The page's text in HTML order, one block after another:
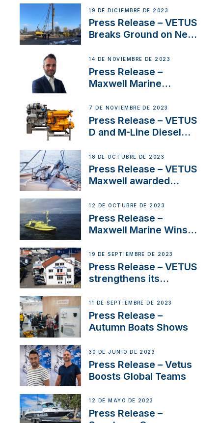
Ongoing Economic
Uncertainty
19 DE DICIEMBRE DE 2023
Press Release – VETUS
Breaks Ground on New
14 DE NOVIEMBRE DE 2023
Press Release –
Maxwell Marine
Manager for its
Superyacht Division
7 DE NOVIEMBRE DE 2023
Press Release – VETUS
D and M-Line Diesel
Approval
18 DE OCTUBRE DE 2023
Press Release – VETUS
Maxwell awarded
IBBI
12 DE OCTUBRE DE 2023
Press Release –
Maxwell Marine Wins
Anchoring System for
First USVs
19 DE SEPTIEMBRE DE 2023
Press Release – VETUS
strengthens its
Switzerland with new
distributor appointment
11 DE SEPTIEMBRE DE 2023
Press Release –
Autumn Boats Shows
30 DE JUNIO DE 2023
Press Release – Vetus
Boosts Global Teams
12 DE MAYO DE 2023
Press Release –